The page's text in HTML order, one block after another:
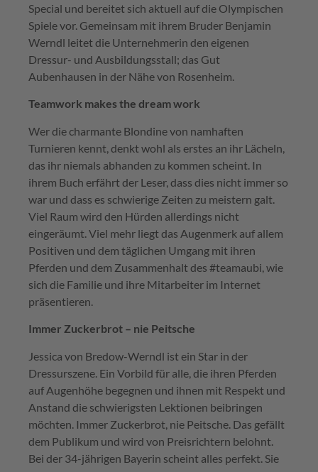
Special und bereitet sich aktuell auf die Olympischen
Spiele vor. Gemeinsam mit ihrem Bruder Benjamin
Werndl leitet die Unternehmerin den eigenen
Dressur- und Ausbildungsstall; das Gut
Aubenhausen in der Nähe von Rosenheim.
Teamwork makes the dream work
Wer die charmante Blondine von namhaften
Turnieren kennt, denkt wohl als erstes an ihr Lächeln,
das ihr niemals abhanden zu kommen scheint. In
ihrem Buch erfährt der Leser, dass dies nicht immer so
war und dass es schwierige Zeiten zu meistern galt.
Viel Raum wird den Hürden allerdings nicht
eingeräumt. Viel mehr liegt das Augenmerk auf allem
Positiven und dem täglichen Umgang mit ihren
Pferden und dem Zusammenhalt des #teamaubi, wie
sich die Familie und ihre Mitarbeiter im Internet
präsentieren.
Immer Zuckerbrot – nie Peitsche
Jessica von Bredow-Werndl ist ein Star in der
Dressurszene. Ein Vorbild für alle, die ihren Pferden
auf Augenhöhe begegnen und ihnen mit Respekt und
Anstand die schwierigsten Lektionen beibringen
möchten. Immer Zuckerbrot, nie Peitsche. Das gefällt
dem Publikum und wird von Preisrichtern belohnt.
Bei der 34-jährigen Bayerin scheint alles perfekt. Sie